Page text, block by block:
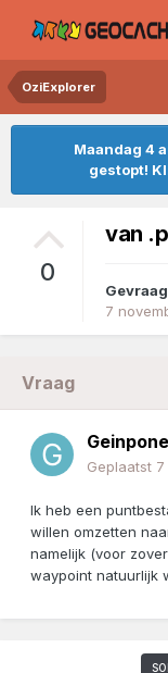
OziExplorer
Maandag 4
gestopt!
0
van
7
Vraag
Geplaatst
Ik heb een
willen omzetten
namelijk (voor
waypoint natuurlijk